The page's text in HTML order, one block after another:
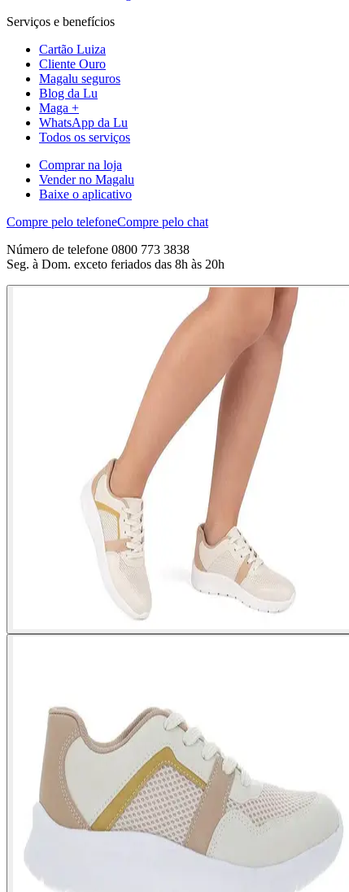
Serviços e benefícios
Cartão Luiza
Cliente Ouro
Magalu seguros
Blog da Lu
Maga +
WhatsApp da Lu
Todos os serviços
Comprar na loja
Vender no Magalu
Baixe o aplicativo
Compre pelo telefoneCompre pelo chat
Número de telefone 0800 773 3838
Seg. à Dom. exceto feriados das 8h às 20h